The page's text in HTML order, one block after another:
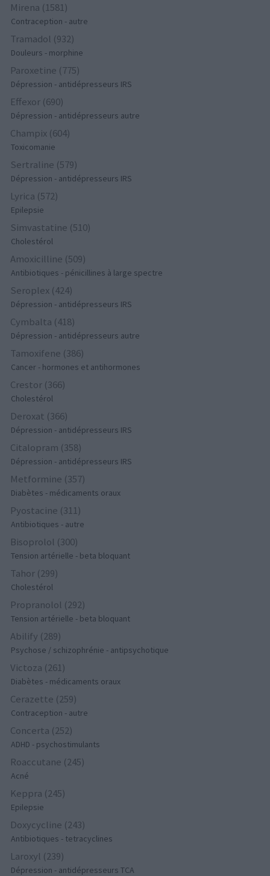
Mirena (1581)
Contraception - autre
Tramadol (932)
Douleurs - morphine
Paroxetine (775)
Dépression - antidépresseurs IRS
Effexor (690)
Dépression - antidépresseurs autre
Champix (604)
Toxicomanie
Sertraline (579)
Dépression - antidépresseurs IRS
Lyrica (572)
Epilepsie
Simvastatine (510)
Cholestérol
Amoxicilline (509)
Antibiotiques - pénicillines à large spectre
Seroplex (424)
Dépression - antidépresseurs IRS
Cymbalta (418)
Dépression - antidépresseurs autre
Tamoxifene (386)
Cancer - hormones et antihormones
Crestor (366)
Cholestérol
Deroxat (366)
Dépression - antidépresseurs IRS
Citalopram (358)
Dépression - antidépresseurs IRS
Metformine (357)
Diabètes - médicaments oraux
Pyostacine (311)
Antibiotiques - autre
Bisoprolol (300)
Tension artérielle - beta bloquant
Tahor (299)
Cholestérol
Propranolol (292)
Tension artérielle - beta bloquant
Abilify (289)
Psychose / schizophrénie - antipsychotique
Victoza (261)
Diabètes - médicaments oraux
Cerazette (259)
Contraception - autre
Concerta (252)
ADHD - psychostimulants
Roaccutane (245)
Acné
Keppra (245)
Epilepsie
Doxycycline (243)
Antibiotiques - tetracyclines
Laroxyl (239)
Dépression - antidépresseurs TCA